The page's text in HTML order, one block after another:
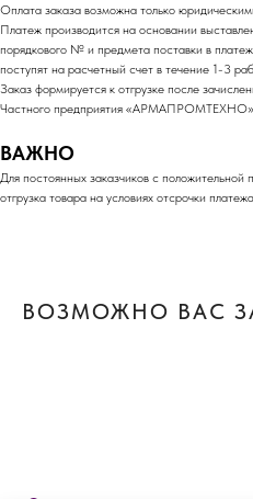
Оплата заказа возможна только
Платеж производится на основании
порядкового № и предмета поставки в
поступят на расчетный счет в течение 1-3
Заказ формируется к отгрузке после
Частного предприятия
ВАЖНО
Для постоянных заказчиков с
отгрузка товара на условиях отсрочки
ВОЗМОЖНО ВАС